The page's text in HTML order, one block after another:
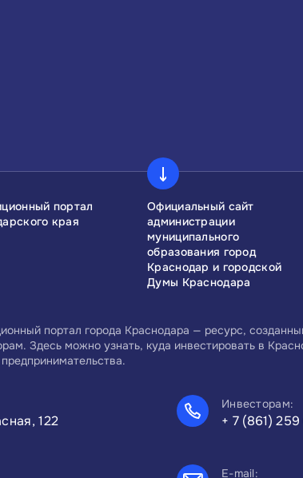
портал
края
Официальный сайт
администрации
муниципального
образования город
Краснодар и городской
Думы Краснодара
портал города Краснодара — ресурс,
Здесь можно узнать, куда инвестировать в
122
Инвесторам:
+ 7 (861)
E-mail: